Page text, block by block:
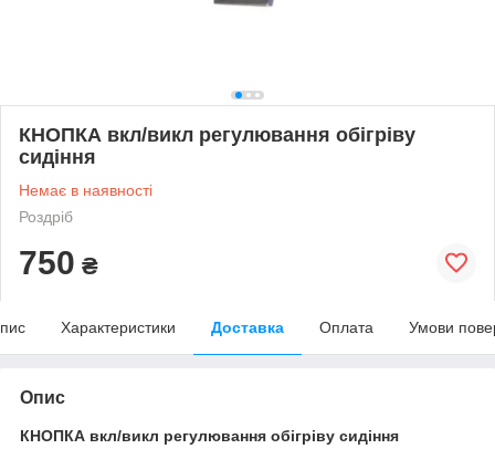
КНОПКА вкл/викл регулювання обігріву
сидіння
Немає в наявності
Роздріб
750 ₴
Характеристики Доставка Оплата Умови
Опис
КНОПКА вкл/викл регулювання обігріву сидіння